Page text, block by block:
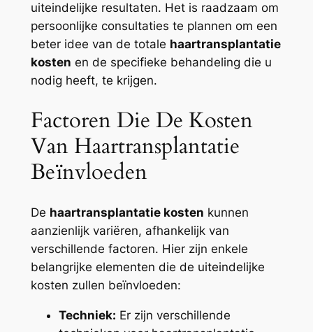
uiteindelijke resultaten. Het is raadzaam om
persoonlijke consultaties te plannen om een
beter idee van de totale haartransplantatie
kosten en de specifieke behandeling die u
nodig heeft, te krijgen.
Factoren Die De Kosten
Van Haartransplantatie
Beïnvloeden
De haartransplantatie kosten kunnen
aanzienlijk variëren, afhankelijk van
verschillende factoren. Hier zijn enkele
belangrijke elementen die de uiteindelijke
kosten zullen beïnvloeden:
Techniek: Er zijn verschillende